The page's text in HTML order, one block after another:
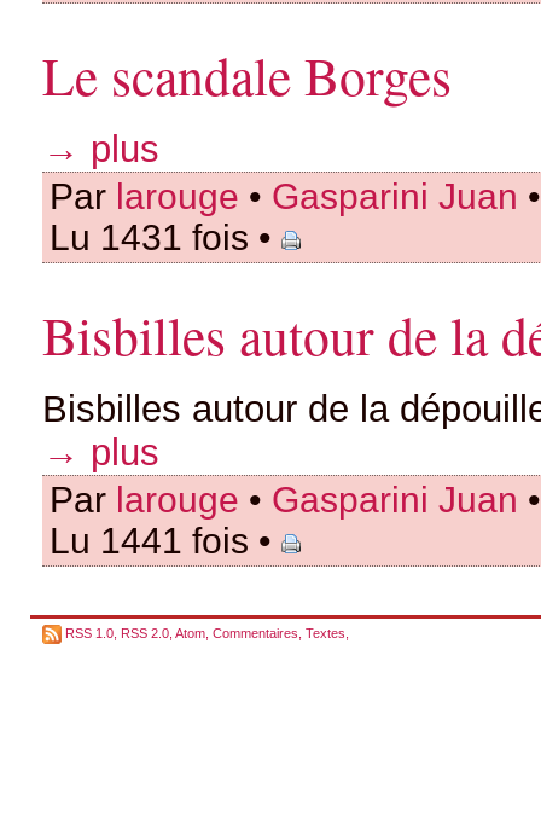
Le scandale Borges
→ plus
Par larouge • Gasparini Juan
Lu 1431 fois •
Bisbilles autour de la
Bisbilles autour de la
→ plus
Par larouge • Gasparini Juan
Lu 1441 fois •
RSS 1.0 RSS 2.0 Atom Commentaires Textes